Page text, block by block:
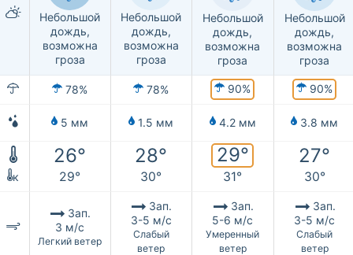
Небольшой
дождь,
возможна
гроза
Небольшой
дождь,
возможна
гроза
Небольшой
дождь,
возможна
гроза
Небольшой
дождь,
возможна
гроза
78% 78% 90% 90%
5 мм 1.5 мм 4.2 мм 3.8 мм
26° 28° 29° 27°
к 29° 30° 31° 30°
Зап.
3 м/с
Легкий ветер
Зап.
3-5 м/с
Слабый
ветер
Зап.
5-6 м/с
Умеренный
ветер
Зап.
3-5 м/с
Слабый
ветер